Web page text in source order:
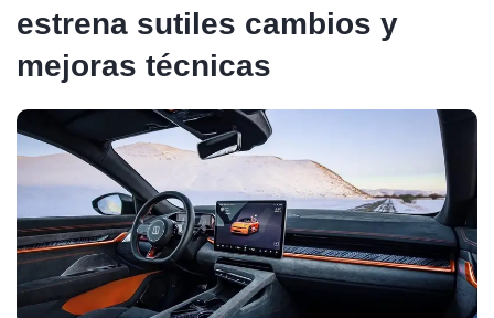
estrena sutiles cambios y
mejoras técnicas